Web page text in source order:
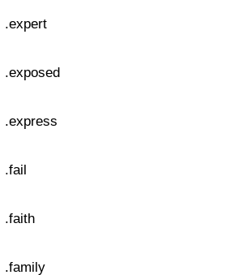
.expert
.exposed
.express
.fail
.faith
.family